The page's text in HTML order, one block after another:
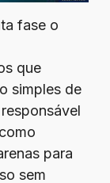
fase o
que
simples de
para
sem